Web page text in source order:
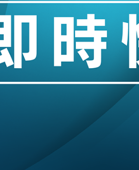
Anthropic租用Google晶片
圍 14類產品或加徵25%
增鉑金卡級別鎖定高消費客群
珠寶鐘錶銷售升勢最強
派息比率目標維持50%
值料降至400億美元以下